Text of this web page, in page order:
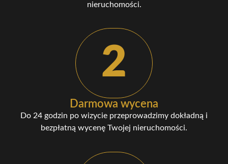
nieruchomości.
2
Darmowa wycena
Do 24 godzin po wizycie przeprowadzimy dokładną i
bezpłatną wycenę Twojej nieruchomości.